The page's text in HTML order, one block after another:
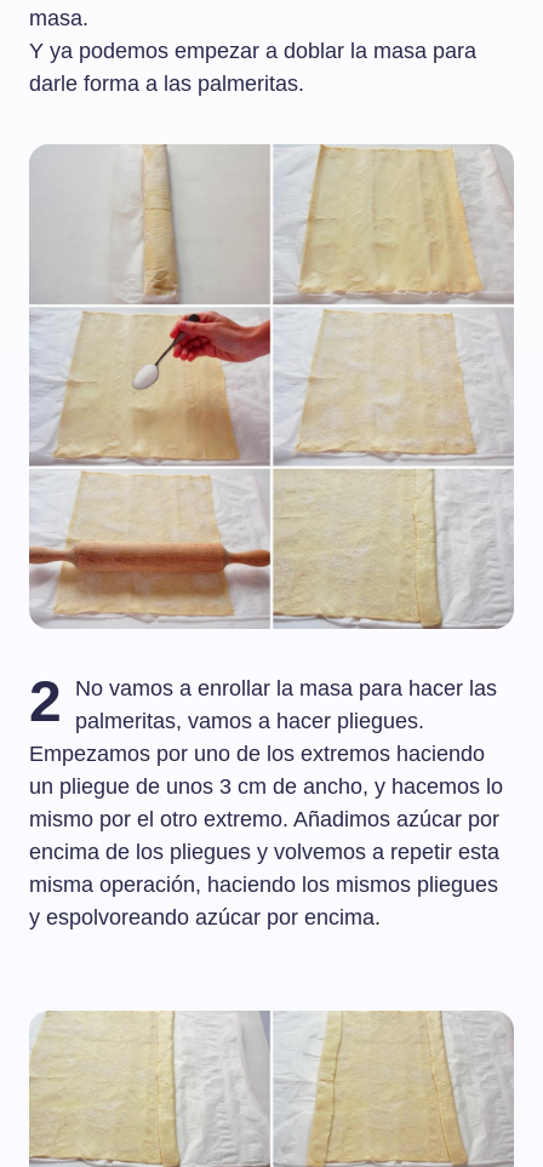
masa.
Y ya podemos empezar a doblar la masa para
darle forma a las palmeritas.
2
No vamos a enrollar la masa para hacer las
palmeritas, vamos a hacer pliegues.
Empezamos por uno de los extremos haciendo
un pliegue de unos 3 cm de ancho, y hacemos lo
mismo por el otro extremo. Añadimos azúcar por
encima de los pliegues y volvemos a repetir esta
misma operación, haciendo los mismos pliegues
y espolvoreando azúcar por encima.